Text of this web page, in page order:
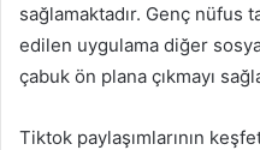
sağlamaktadır. Genç nüfus
edilen uygulama diğer
çabuk ön plana çıkmayı
Tiktok paylaşımlarının